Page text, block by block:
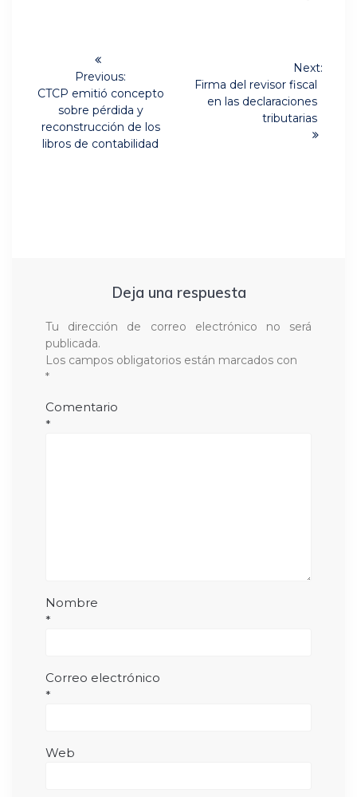
Navegación
entradas
Previous:
Previous
post:
CTCP emitió concepto
sobre pérdida y
reconstrucción de los
libros de contabilidad
Next:
Next
post:
Firma del revisor fiscal
en las declaraciones
tributarias
Deja una respuesta
Tu dirección de correo electrónico no será
publicada.
Los campos obligatorios están marcados con
*
Comentario
*
Nombre
*
Correo electrónico
*
Web